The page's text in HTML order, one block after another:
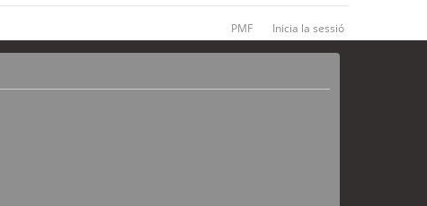
PMF Inicia la sessió